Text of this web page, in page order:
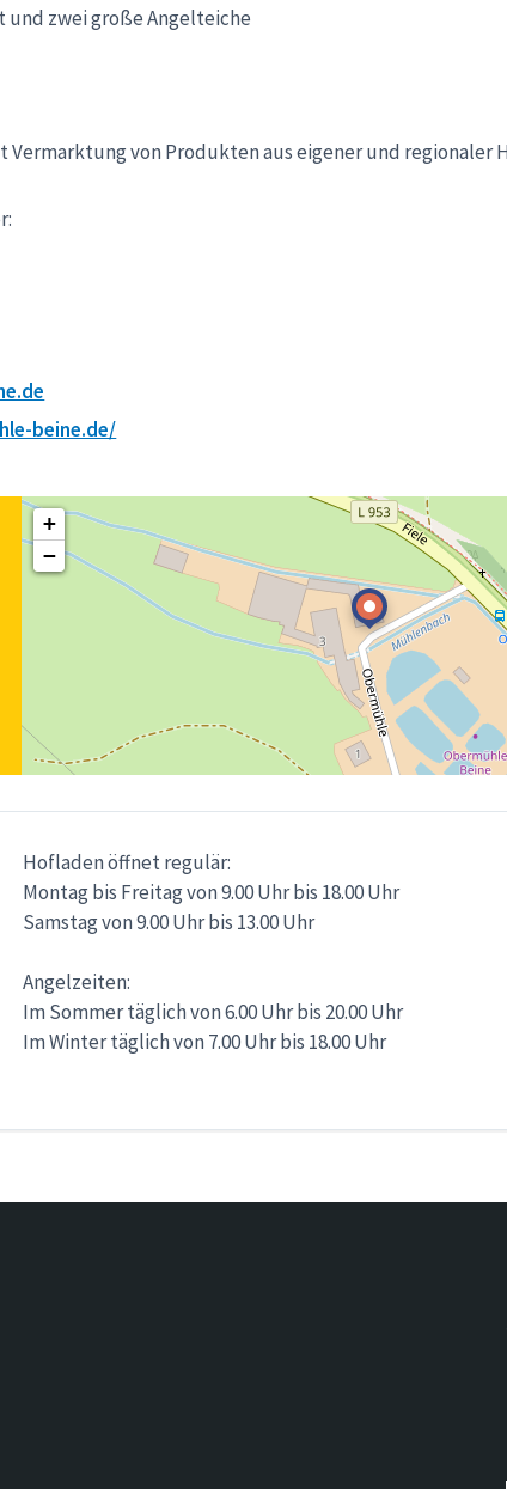
und zwei große Angelteiche
Vermarktung von Produkten aus eigener und regionaler
beine.de/
+
−
Hofladen öffnet regulär:
Montag bis Freitag von 9.00 Uhr bis 18.00 Uhr
Samstag von 9.00 Uhr bis 13.00 Uhr
Angelzeiten:
Im Sommer täglich von 6.00 Uhr bis 20.00 Uhr
Im Winter täglich von 7.00 Uhr bis 18.00 Uhr